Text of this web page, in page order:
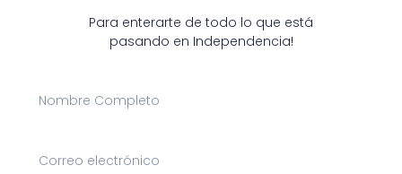
Para enterarte de todo lo que está
pasando en Independencia!